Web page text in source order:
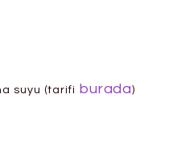
suyu (tarifi burada)